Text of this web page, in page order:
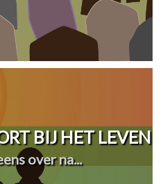
BIJ HET LEVEN
over na...